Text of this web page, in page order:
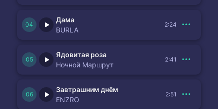
Дама
BURLA
2:24
Ядовитая роза
Ночной Маршрут
2:41
Завтрашним днём
ENZRO
2:51